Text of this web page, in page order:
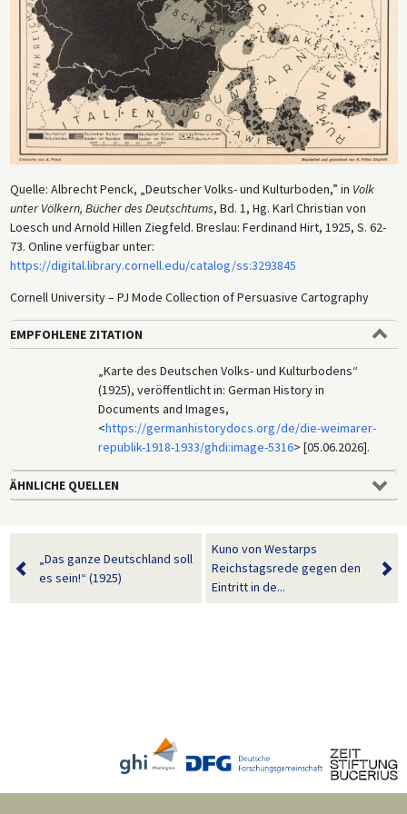
Öffentlichkeit, die Länder, in denen diese Deutschen lebten, zu
annektieren, und diese Karte diente eindeutig dieser Funktion.
Loeschs eigener Artikel in diesem Buch von 1925 warb für sein Konzept
der „Umvolkung“, das sowohl die Befürchtung zum Ausdruck brachte,
dass deutsche Gemeinschaften im Ausland durch ihre jeweiligen
Nachkriegsstaaten – wie etwa Polen oder die Tschechoslowakei –
entgermanisiert würden, als auch das Potenzial für Programme und
politische Maßnahmen zur Aufrechterhaltung und sogar zur
Wiedergermanisierung eben dieser Gemeinschaften. In der Weimarer
Republik erfolgte die Aufrechterhaltung in Form von diplomatischen
Verhandlungen und finanziellen Zuschüssen, doch unter dem
Nationalsozialismus sollte das Konzept der „Umvolkung“ die Agenda
des NS-Regimes für militärische Eroberungen und
Zwangsumsiedlungen im gesamten Osten bestimmen.
Quelle: Albrecht Penck, „Deutscher Volks- und Kulturboden,” in Volk
unter Völkern, Bücher des Deutschtums, Bd. 1, Hg. Karl Christian von
Loesch und Arnold Hillen Ziegfeld. Breslau: Ferdinand Hirt, 1925, S. 62-
73. Online verfügbar unter:
https://digital.library.cornell.edu/catalog/ss:3293845
Cornell University – PJ Mode Collection of Persuasive Cartography
EMPFOHLENE ZITATION
„Karte des Deutschen Volks- und Kulturbodens“
(1925), veröffentlicht in: German History in
Documents and Images,
<https://germanhistorydocs.org/de/die-weimarer-
republik-1918-1933/ghdi:image-5316> [05.06.2026].
ÄHNLICHE QUELLEN
„Das ganze Deutschland soll
es sein!“ (1925)
Kuno von Westarps
Reichstagsrede gegen den
Eintritt in de...